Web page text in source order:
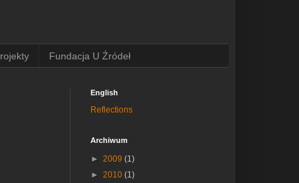
Fundacja U Źródeł
English
Reflections
Archiwum
► 2009 (1)
► 2010 (1)